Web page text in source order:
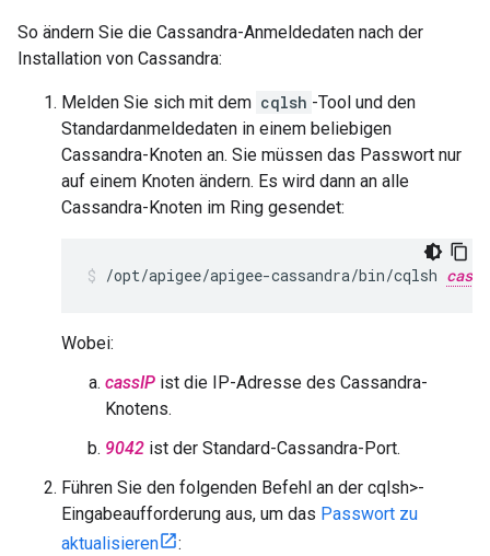
So ändern Sie die Cassandra-Anmeldedaten nach der
Installation von Cassandra:
Melden Sie sich mit dem cqlsh -Tool und den
Standardanmeldedaten in einem beliebigen
Cassandra-Knoten an. Sie müssen das Passwort nur
auf einem Knoten ändern. Es wird dann an alle
Cassandra-Knoten im Ring gesendet:
/opt/apigee/apigee-cassandra/bin/cqlsh
Wobei:
cassIP ist die IP-Adresse des Cassandra-
Knotens.
9042 ist der Standard-Cassandra-Port.
Führen Sie den folgenden Befehl an der cqlsh>-
Eingabeaufforderung aus, um das Passwort zu
aktualisieren
: